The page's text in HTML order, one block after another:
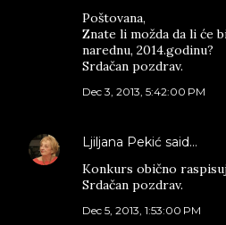
Poštovana,
Znate li možda da li će
narednu, 2014.godinu?
Srdačan pozdrav.
Dec 3, 2013, 5:42:00 PM
Ljiljana Pekić said…
Konkurs obično
Srdačan pozdrav.
Dec 5, 2013, 1:53:00 PM